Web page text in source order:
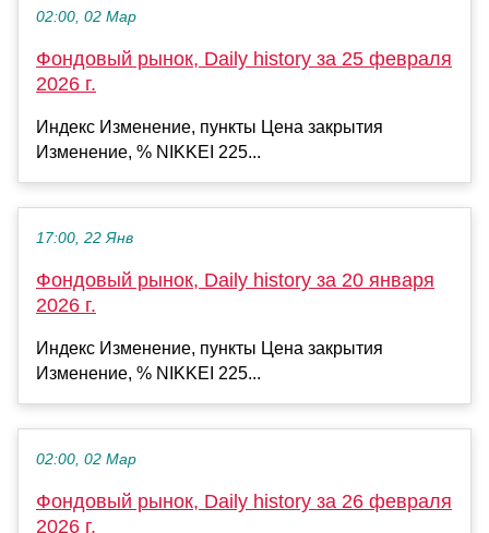
02:00, 02 Мар
Фондовый рынок, Daily history за 25 февраля
2026 г.
Индекс Изменение, пункты Цена закрытия
Изменение, % NIKKEI 225...
17:00, 22 Янв
Фондовый рынок, Daily history за 20 января
2026 г.
Индекс Изменение, пункты Цена закрытия
Изменение, % NIKKEI 225...
02:00, 02 Мар
Фондовый рынок, Daily history за 26 февраля
2026 г.